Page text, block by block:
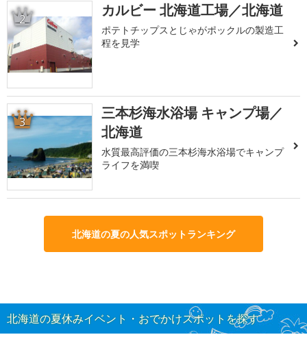
2 カルビー 北海道工場／北海道
ポテトチップスとじゃがポックルの製造工
程を見学
3
三本杉海水浴場 キャンプ場／
北海道
水質最高評価の三本杉海水浴場でキャンプ
ライフを満喫
北海道の夏の人気スポットランキング
北海道の夏休みイベント・おでかけスポットを探す